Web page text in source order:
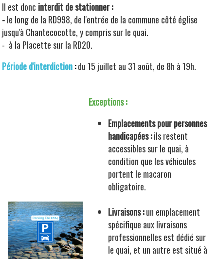
Il est donc interdit de stationner :
-le long de la RD998, de l'entrée de la commune côté église
jusqu'à Chantecocotte, y compris sur le quai.
- à la Placette sur la RD20.
Période d'interdiction:du 15 juillet au 31 août, de 8h à 19h.
Exceptions :
Emplacements pour personnes
handicapées :ils restent
accessibles sur le quai, à
condition que les véhicules
portent le macaron
obligatoire.
Livraisons :un emplacement
spécifique aux livraisons
professionnelles est dédié sur
le quai, et un autre est situé à